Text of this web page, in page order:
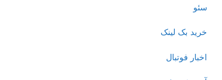
سئو
خرید بک لینک
اخبار فوتبال